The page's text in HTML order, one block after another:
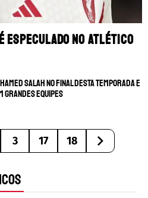
especulado no Atlético
Salah no final desta temporada e
grandes equipes
3 17 18